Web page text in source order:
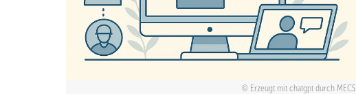
Erzeugt mit chatgpt durch MECS